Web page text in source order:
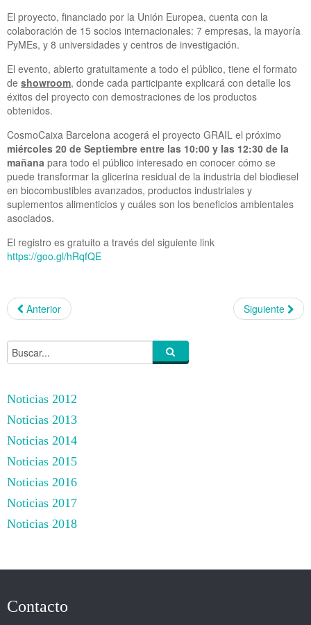
El proyecto, financiado por la Unión Europea, cuenta con la
colaboración de 15 socios internacionales: 7 empresas, la mayoría
PyMEs, y 8 universidades y centros de investigación.
El evento, abierto gratuitamente a todo el público, tiene el formato
de showroom, donde cada participante explicará con detalle los
éxitos del proyecto con demostraciones de los productos
obtenidos.
CosmoCaixa Barcelona acogerá el proyecto GRAIL el próximo
miércoles 20 de Septiembre entre las 10:00 y las 12:30 de la
mañana para todo el público interesado en conocer cómo se
puede transformar la glicerina residual de la industria del biodiesel
en biocombustibles avanzados, productos industriales y
suplementos alimenticios y cuáles son los beneficios ambientales
asociados.
El registro es gratuito a través del siguiente link
https://goo.gl/hRqfQE
Anterior Siguiente
Noticias 2012
Noticias 2013
Noticias 2014
Noticias 2015
Noticias 2016
Noticias 2017
Noticias 2018
Contacto